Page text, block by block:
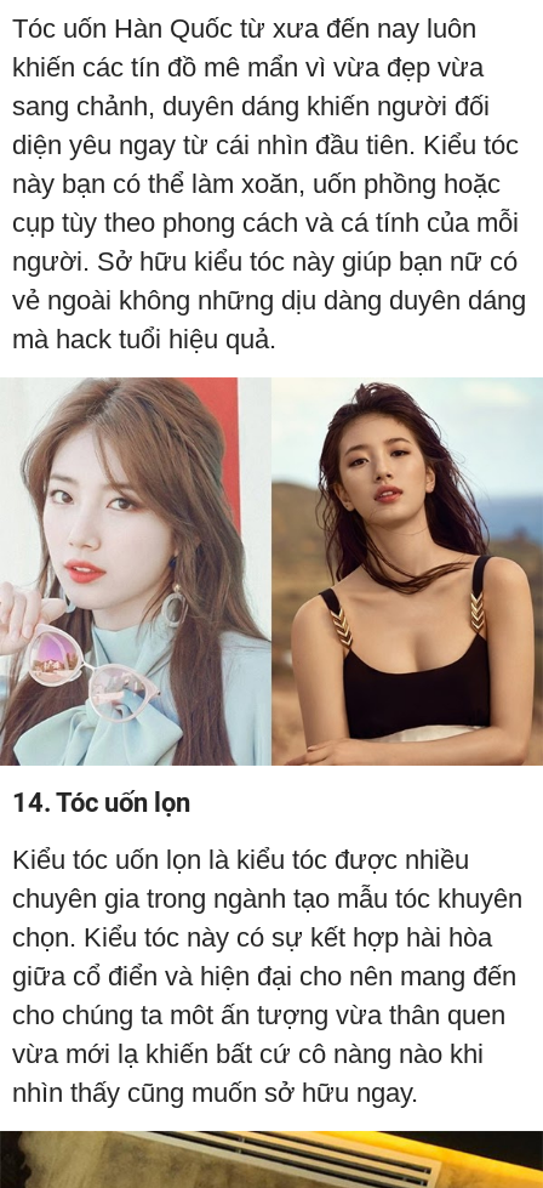
Tóc uốn Hàn Quốc từ xưa đến nay luôn
khiến các tín đồ mê mẩn vì vừa đẹp vừa
sang chảnh, duyên dáng khiến người đối
diện yêu ngay từ cái nhìn đầu tiên. Kiểu tóc
này bạn có thể làm xoăn, uốn phồng hoặc
cụp tùy theo phong cách và cá tính của mỗi
người. Sở hữu kiểu tóc này giúp bạn nữ có
vẻ ngoài không những dịu dàng duyên dáng
mà hack tuổi hiệu quả.
14. Tóc uốn lọn
Kiểu tóc uốn lọn là kiểu tóc được nhiều
chuyên gia trong ngành tạo mẫu tóc khuyên
chọn. Kiểu tóc này có sự kết hợp hài hòa
giữa cổ điển và hiện đại cho nên mang đến
cho chúng ta môt ấn tượng vừa thân quen
vừa mới lạ khiến bất cứ cô nàng nào khi
nhìn thấy cũng muốn sở hữu ngay.